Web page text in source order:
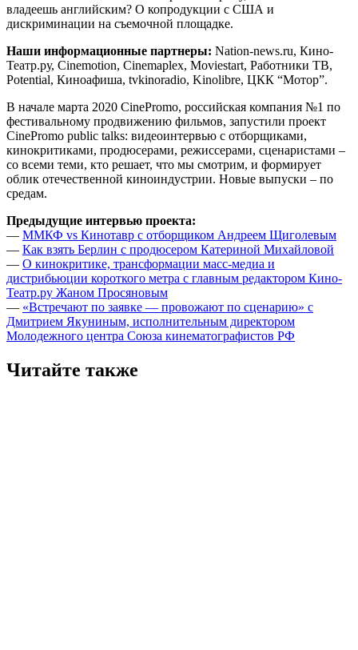
владеешь английским? О копродукции с США и
дискриминации на съемочной площадке.
Наши информационные партнеры: Nation-news.ru, Кино-
Театр.ру, Cinemotion, Cinemaplex, Moviestart, Работники ТВ,
Potential, Киноафиша, tvkinoradio, Kinolibre, ЦКК “Мотор”.
В начале марта 2020 CinePromo, российская компания №1 по
фестивальному продвижению фильмов, запустили проект
CinePromo public talks: видеоинтервью с отборщиками,
кинокритиками, продюсерами, режиссерами, сценаристами –
со всеми теми, кто решает, что мы смотрим, и формирует
облик отечественной киноиндустрии. Новые выпуски – по
средам.
Предыдущие интервью проекта:
— ММКФ vs Кинотавр с отборщиком Андреем Щиголевым
— Как взять Берлин с продюсером Катериной Михайловой
— О кинокритике, трансформации масс-медиа и
дистрибьюции короткого метра с главным редактором Кино-
Театр.ру Жаном Просяновым
— «Встречают по заявке — провожают по сценарию» с
Дмитрием Якуниным, исполнительным директором
Молодежного центра Союза кинематографистов РФ
Читайте также